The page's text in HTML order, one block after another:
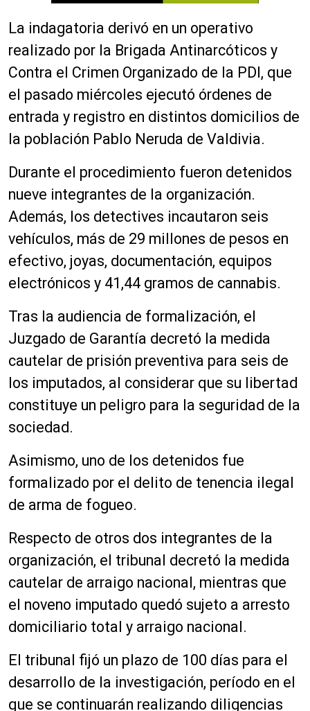
La indagatoria derivó en un operativo
realizado por la Brigada Antinarcóticos y
Contra el Crimen Organizado de la PDI, que
el pasado miércoles ejecutó órdenes de
entrada y registro en distintos domicilios de
la población Pablo Neruda de Valdivia.
Durante el procedimiento fueron detenidos
nueve integrantes de la organización.
Además, los detectives incautaron seis
vehículos, más de 29 millones de pesos en
efectivo, joyas, documentación, equipos
electrónicos y 41,44 gramos de cannabis.
Tras la audiencia de formalización, el
Juzgado de Garantía decretó la medida
cautelar de prisión preventiva para seis de
los imputados, al considerar que su libertad
constituye un peligro para la seguridad de la
sociedad.
Asimismo, uno de los detenidos fue
formalizado por el delito de tenencia ilegal
de arma de fogueo.
Respecto de otros dos integrantes de la
organización, el tribunal decretó la medida
cautelar de arraigo nacional, mientras que
el noveno imputado quedó sujeto a arresto
domiciliario total y arraigo nacional.
El tribunal fijó un plazo de 100 días para el
desarrollo de la investigación, período en el
que se continuarán realizando diligencias